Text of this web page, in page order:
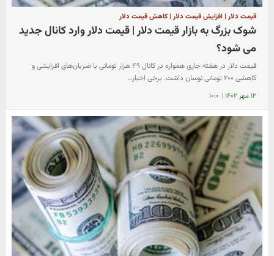
قیمت دلار | افزایش قیمت دلار | کاهش قیمت دلار
شوک بزرگ به بازار قیمت دلار | قیمت دلار وارد کانال جدید
می شود؟
قیمت دلار در هفته جاری همواره در کانال ۴۹ هزار تومانی با ضربان‌های افزایشی و
کاهشی ۲۰۰ تومانی نوسان داشت. برخی اخبار…
۱۲ مهر ۱۴۰۲ | ۱۰:۰